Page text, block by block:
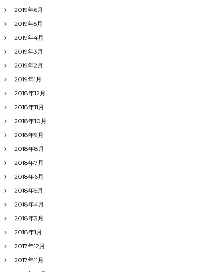
2019年6月
2019年5月
2019年4月
2019年3月
2019年2月
2019年1月
2018年12月
2018年11月
2018年10月
2018年9月
2018年8月
2018年7月
2018年6月
2018年5月
2018年4月
2018年3月
2018年1月
2017年12月
2017年11月